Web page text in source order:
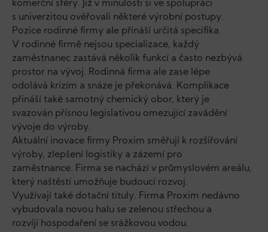
komerční sféry. Již v minulosti si ve spolupráci
s univerzitou ověřovali některé výrobní postupy.
Pozice rodinné firmy ale přináší určitá specifika.
V rodinné firmě nejsou specializace, každý
zaměstnanec zastává několik funkcí a často nezbývá
prostor na vývoj. Rodinná firma ale zase lépe
odolává krizím a snáze je překonává. Komplikace
přináší také samotný chemický obor, který je
svazován přísnou legislativou omezující zavádění
vývoje do výroby.
Aktuální inovace firmy Proxim směřují k rozšiřování
výroby, zlepšení logistiky a zázemí pro
zaměstnance. Firma se nachází v průmyslovém areálu,
který naštěstí umožňuje budoucí rozvoj.
Využívají také dotační tituly. Firma Proxim nedávno
vybudovala novou halu se zelenou střechou a
rozvíjí hospodaření se srážkovou vodou.